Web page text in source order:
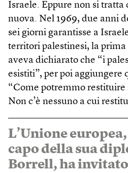
Israele. Eppure non si tratta
nuova. Nel 1969, due anni
sei giorni garantisse a
territori palestinesi, la
aveva dichiarato che “i
esistiti”, per poi aggiungere
“Come potremmo restituire
Non c’è nessuno a cui
L’Unione
capo della sua
Borrell, ha